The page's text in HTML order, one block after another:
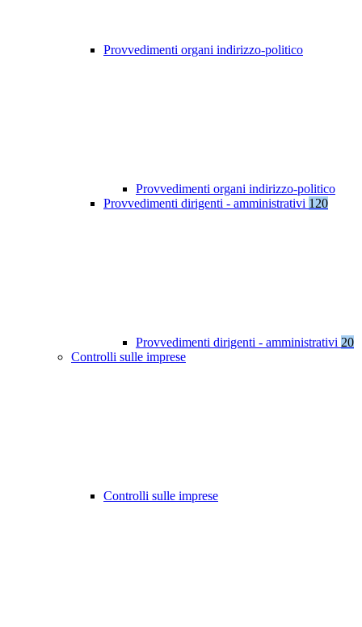
Provvedimenti organi indirizzo-politico
Provvedimenti organi indirizzo-politico
Provvedimenti dirigenti - amministrativi 120
Provvedimenti dirigenti - amministrativi 20
Controlli sulle imprese
Controlli sulle imprese